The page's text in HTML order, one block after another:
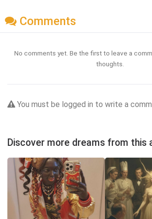
Comments
No comments yet. Be the first to leave a
thoughts.
You must be logged in to write a
Discover more dreams from this